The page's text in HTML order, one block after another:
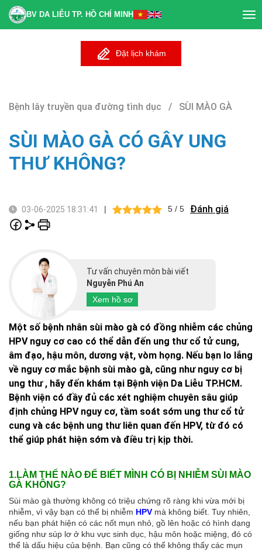
BV DA LIỄU TP. HỒ CHÍ MINH
Đặt lịch khám
Bệnh lây truyền qua đường tình dục / SÙI MÀO GÀ
SÙI MÀO GÀ CÓ GÂY UNG
THƯ KHÔNG?
03-06-2025 18:31:41 | 5 / 5 Đánh giá
Tư vấn chuyên môn bài viết
Nguyễn Phú An
Xem hồ sơ
Một số bệnh nhân sùi mào gà có đồng nhiễm các chủng
HPV nguy cơ cao có thể dẫn đến ung thư cổ tử cung,
âm đạo, hậu môn, dương vật, vòm họng. Nếu bạn lo lắng
về nguy cơ mắc bệnh sùi mào gà, cũng như nguy cơ bị
ung thư , hãy đến khám tại Bệnh viện Da Liễu TP.HCM.
Bệnh viện có đầy đủ các xét nghiệm chuyên sâu giúp
định chủng HPV nguy cơ, tầm soát sớm ung thư cổ tử
cung và các bệnh ung thư liên quan đến HPV, từ đó có
thể giúp phát hiện sớm và điều trị kịp thời.
1.LÀM THẾ NÀO ĐỂ BIẾT MÌNH CÓ BỊ NHIỄM SÙI MÀO
GÀ KHÔNG?
Sùi mào gà thường không có triệu chứng rõ ràng khi vừa mới bị
nhiễm, vì vậy bạn có thể bị nhiễm HPV mà không biết. Tuy nhiên,
nếu bạn phát hiện có các nốt mụn nhỏ, gồ lên hoặc có hình dạng
giống như súp lơ ở khu vực sinh dục, hậu môn hoặc miệng, đó có
thể là dấu hiệu của bệnh. Bạn cũng có thể không thấy các mụn